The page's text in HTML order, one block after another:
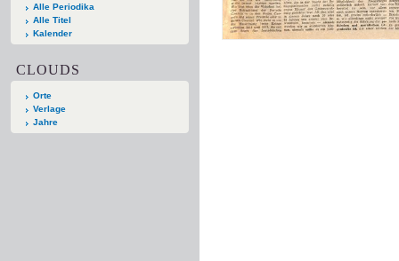
Alle Periodika
Alle Titel
Kalender
CLOUDS
Orte
Verlage
Jahre